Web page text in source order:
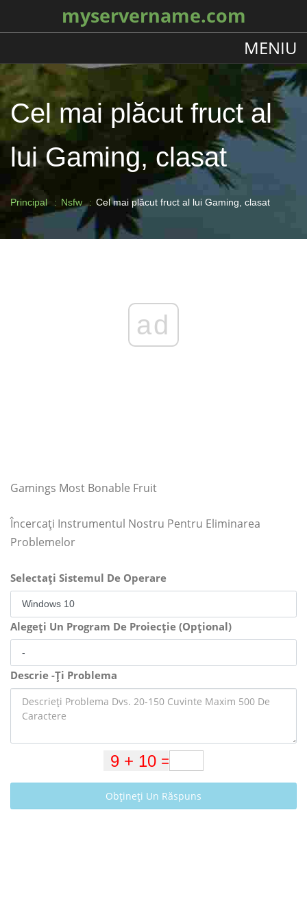
myservername.com
MENIU
Cel mai plăcut fruct al
lui Gaming, clasat
Principal Nsfw Cel mai plăcut fruct al lui Gaming, clasat
ad
Gamings Most Bonable Fruit
Încercați Instrumentul Nostru Pentru Eliminarea
Problemelor
Selectați Sistemul De Operare
Alegeți Un Program De Proiecție (Opțional)
Descrie -Ți Problema
Obțineți Un Răspuns